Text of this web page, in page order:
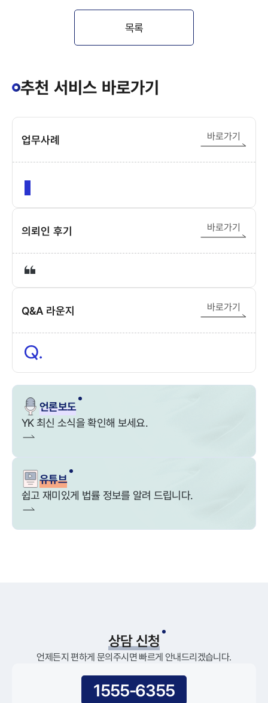
목록
추천 서비스 바로가기
업무사례 바로가기
의뢰인 후기 바로가기
Q&A 라운지 바로가기
언론보도
YK 최신 소식을 확인해 보세요.
유튜브
쉽고 재미있게 법률 정보를 알려 드립니다.
상담 신청
언제든지 편하게 문의주시면 빠르게 안내드리겠습니다.
1555-6355